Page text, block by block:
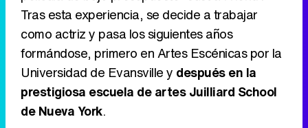
Tráiler en catalán de 'Ravalear', la nueva serie de HBO Max sobre los fondos buitre
Tras esta experiencia, se decide a trabajar
como actriz y pasa los siguientes años
formándose, primero en Artes Escénicas por la
Universidad de Evansville y después en la
prestigiosa escuela de artes Juilliard School
de Nueva York.